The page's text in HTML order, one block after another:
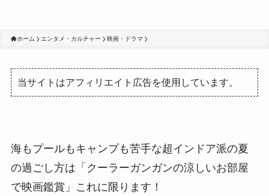
ホーム エンタメ・カルチャー 映画・ドラマ
当サイトはアフィリエイト広告を使用しています。
海もプールもキャンプも苦手な超インドア派の夏
の過ごし方は「クーラーガンガンの涼しいお部屋
で映画鑑賞」これに限ります！